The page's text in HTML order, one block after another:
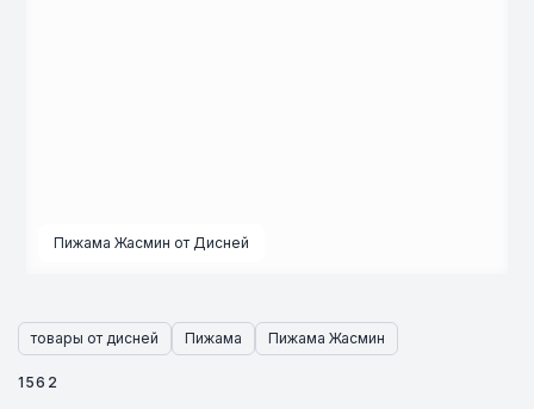
Пижама Жасмин от Дисней
товары от дисней Пижама Пижама Жасмин
1562